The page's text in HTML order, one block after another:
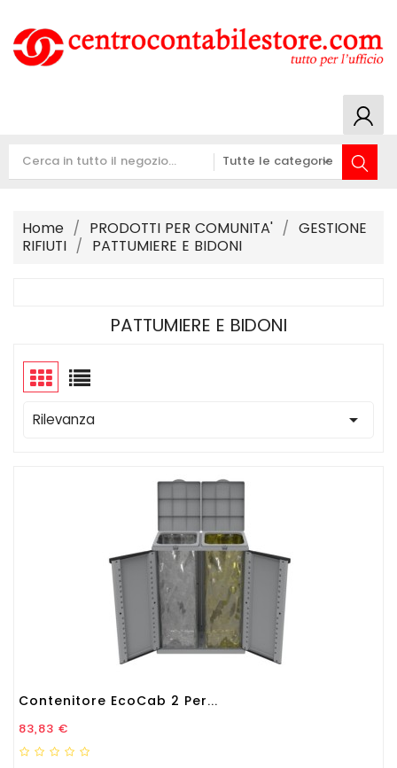
Home PRODOTTI PER COMUNITA'
GESTIONE
RIFIUTI
PATTUMIERE E BIDONI
PATTUMIERE E BIDONI
Rilevanza 
Contenitore EcoCab 2 Per...
Prezzo
83,83 €